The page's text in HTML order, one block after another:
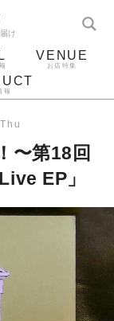
け
VENUE
お店特集
報
アルバム
〜第18回
EP」